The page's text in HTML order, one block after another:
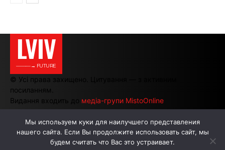
LVIV
———→ FUTURE
© Усі права захищено. Цитування — з активним
посиланням.
Видання входить до медіа-групи MistoOnline
АВТОРИ РЕКЛАМА НА САЙТІ
Мы используем куки для наилучшего представления
нашего сайта. Если Вы продолжите использовать сайт, мы
будем считать что Вас это устраивает.